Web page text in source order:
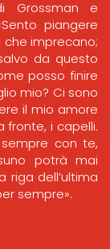
Grossman e
piangere
imprecano;
da questo
posso finire
mio? Ci sono
il mio amore
fronte, i capelli.
con te,
potrà mai
riga dell’ultima
sempre».